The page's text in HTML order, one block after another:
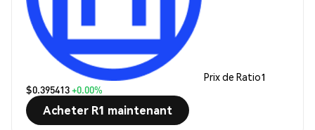
Prix de Ratio1
$0.395413+0.00%
Acheter R1 maintenant